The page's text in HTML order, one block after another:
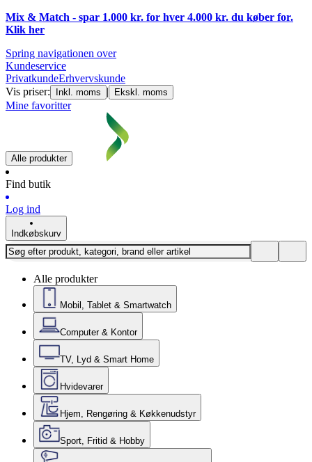
Mix & Match - spar 1.000 kr. for hver 4.000 kr. du køber for.
Klik her
Spring navigationen over
Kundeservice
PrivatkundeErhvervskunde
Vis priser:
Inkl. moms | Ekskl. moms
Mine favoritter
Alle produkter
Find butik
Log ind
Indkøbskurv
Alle produkter
Mobil, Tablet & Smartwatch
Computer & Kontor
TV, Lyd & Smart Home
Hvidevarer
Hjem, Rengøring & Køkkenudstyr
Sport, Fritid & Hobby